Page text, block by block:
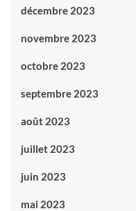
décembre 2023
novembre 2023
octobre 2023
septembre 2023
août 2023
juillet 2023
juin 2023
mai 2023